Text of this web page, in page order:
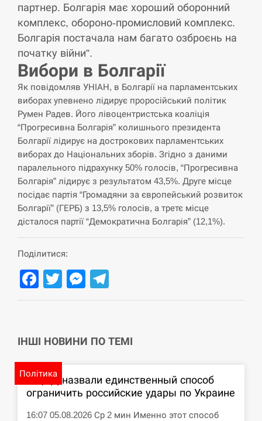
СЕРПЕНЬ
12:53
США обсуждают лицензии на Patriot для
Украины, несмотря на сомнения…
СЕРПЕНЬ
12:40
Латвія готова направити до 20 військових для
розблокування Ормузької протоки
СЕРПЕНЬ
12:23
Силы обороны поразили российскую
переправу, склады и другие важные объекты…
СЕРПЕНЬ
12:10
циклоспорозу, захворіли понад 10 тисяч…
СЕРПЕНЬ
СЕРПЕНЬ
У зоопарку Токіо через спеку загинули три
левиці
СЕРПЕНЬ
партнер. Болгарія має хороший оборонний
комплекс, обороно-промисловий комплекс.
Болгарія постачала нам багато озброєнь на
початку війни”.
Вибори в Болгарії
Як повідомляв УНІАН, в Болгарії на парламентських
виборах упевнено лідирує проросійський політик
Румен Радев. Його лівоцентристська коаліція
“Прогресивна Болгарія” колишнього президента
Болгарії лідирує на дострокових парламентських
виборах до Національних зборів. Згідно з даними
паралельного підрахунку 50% голосів, “Прогресивна
Болгарія” лідирує з результатом 43,5%. Друге місце
посідає партія “Громадяни за європейський розвиток
Болгарії” (ГЕРБ) з 13,5% голосів, а третє місце
дісталося партії “Демократична Болгарія” (12,1%).
Поділитися:
Facebook
TwitterMessenger
ІНШІ НОВИНИ ПО ТЕМІ
Політика
В ЦПД назвали единственный способ
ограничить российские удары по Украине
16:07 05.08.2026 Ср 2 мин Именно этот способ